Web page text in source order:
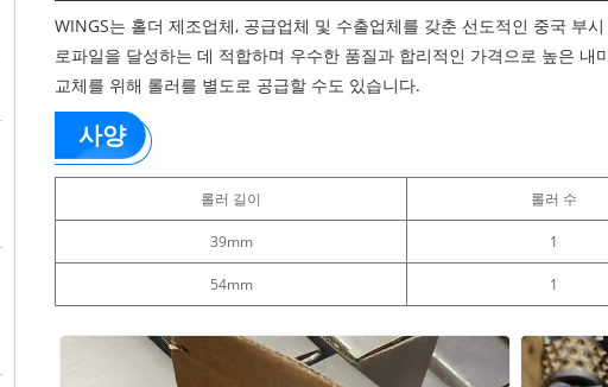
WINGS는 홀더 제조업체, 공급업체 및 수출업체를 갖춘 선도적인 중국 부
로파일을 달성하는 데 적합하며 우수한 품질과 합리적인 가격으로 높은 내
교체를 위해 롤러를 별도로 공급할 수도 있습니다.
사양
롤러 길이 롤러 수
39mm 1
54mm 1